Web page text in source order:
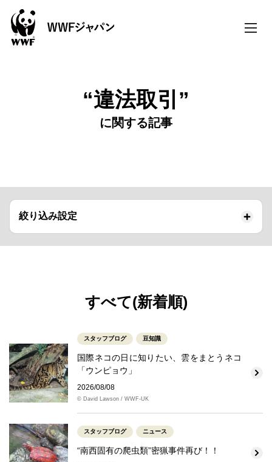
toggle
“違法取引”
に関する記事
絞り込み設定
すべて(新着順)
スタッフブログ 豆知識
国際ネコの日に知りたい、雲をまとうネコ
「ウンピョウ」
2026/08/08
© David Lawson / WWF-UK
スタッフブログ ニュース
“南西固有の爬虫類”密猟事件再び！！